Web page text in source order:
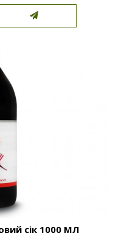
сік 1000 МЛ